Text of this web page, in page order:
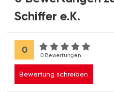
Schiffer e.K.
0
0 Bewertungen
Bewertung schreiben